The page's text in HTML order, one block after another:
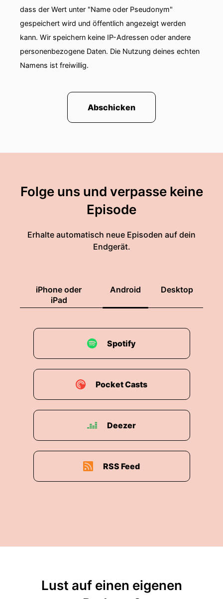
dass der Wert unter "Name oder Pseudonym"
gespeichert wird und öffentlich angezeigt werden
kann. Wir speichern keine IP-Adressen oder andere
personenbezogene Daten. Die Nutzung deines echten
Namens ist freiwillig.
Abschicken
Folge uns und verpasse keine
Episode
Erhalte automatisch neue Episoden auf dein
Endgerät.
iPhone oder
iPad
Android Desktop
Spotify
Pocket Casts
Deezer
RSS Feed
Lust auf einen eigenen